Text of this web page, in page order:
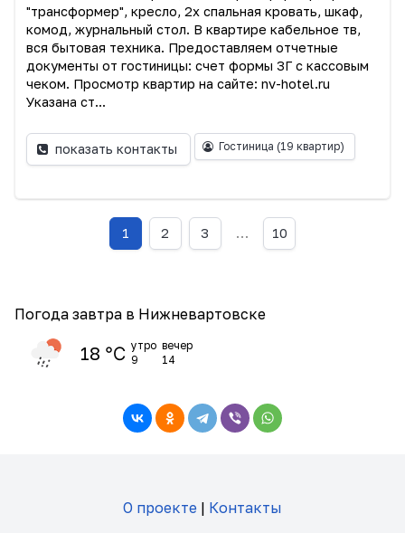
"трансформер", кресло, 2х спальная кровать, шкаф,
комод, журнальный стол. В квартире кабельное тв,
вся бытовая техника. Предоставляем отчетные
документы от гостиницы: счет формы 3Г с кассовым
чеком. Просмотр квартир на сайте: nv-hotel.ru
Указана ст...
показать контакты Гостиница (19 квартир)
1 2 3 … 10
Погода завтра в Нижневартовске
18 ℃ утро
9
вечер
14
О проекте | Контакты